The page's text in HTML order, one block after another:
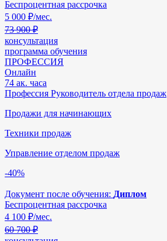
Беспроцентная рассрочка
5 000 ₽/мес.
73 900 ₽
консультация
программа обучения
ПРОФЕССИЯ
Онлайн
74 ак. часа
Профессия Руководитель отдела продаж
Продажи для начинающих
Техники продаж
Управление отделом продаж
-40%
Документ после обучения: Диплом
Беспроцентная рассрочка
4 100 ₽/мес.
60 700 ₽